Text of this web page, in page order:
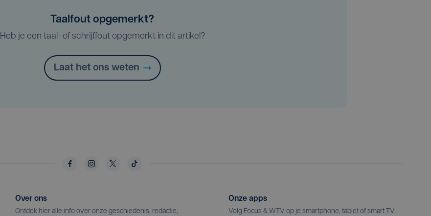
Taalfout opgemerkt?
Heb je een taal- of schrijffout opgemerkt in dit artikel?
Laat het ons weten
Over ons
Ontdek hier alle info over onze geschiedenis, redactie,
Onze apps
Volg Focus & WTV op je smartphone, tablet of smart TV.